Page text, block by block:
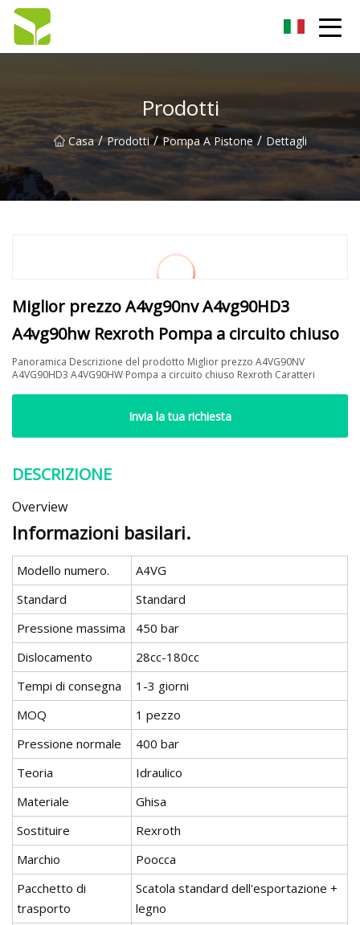
Prodotti
Casa / Prodotti / Pompa A Pistone / Dettagli
Miglior prezzo A4vg90nv A4vg90HD3
A4vg90hw Rexroth Pompa a circuito chiuso
Panoramica Descrizione del prodotto Miglior prezzo A4VG90NV
A4VG90HD3 A4VG90HW Pompa a circuito chiuso Rexroth Caratteri
Invia la tua richiesta
DESCRIZIONE
Overview
Informazioni basilari.
Modello numero.
A4VG
Standard
Standard
Pressione massima
450 bar
Dislocamento
28cc-180cc
Tempi di consegna
1-3 giorni
MOQ
1 pezzo
Pressione normale
400 bar
Teoria
Idraulico
Materiale
Ghisa
Sostituire
Rexroth
Marchio
Poocca
Pacchetto di
trasporto
Scatola standard dell'esportazione +
legno